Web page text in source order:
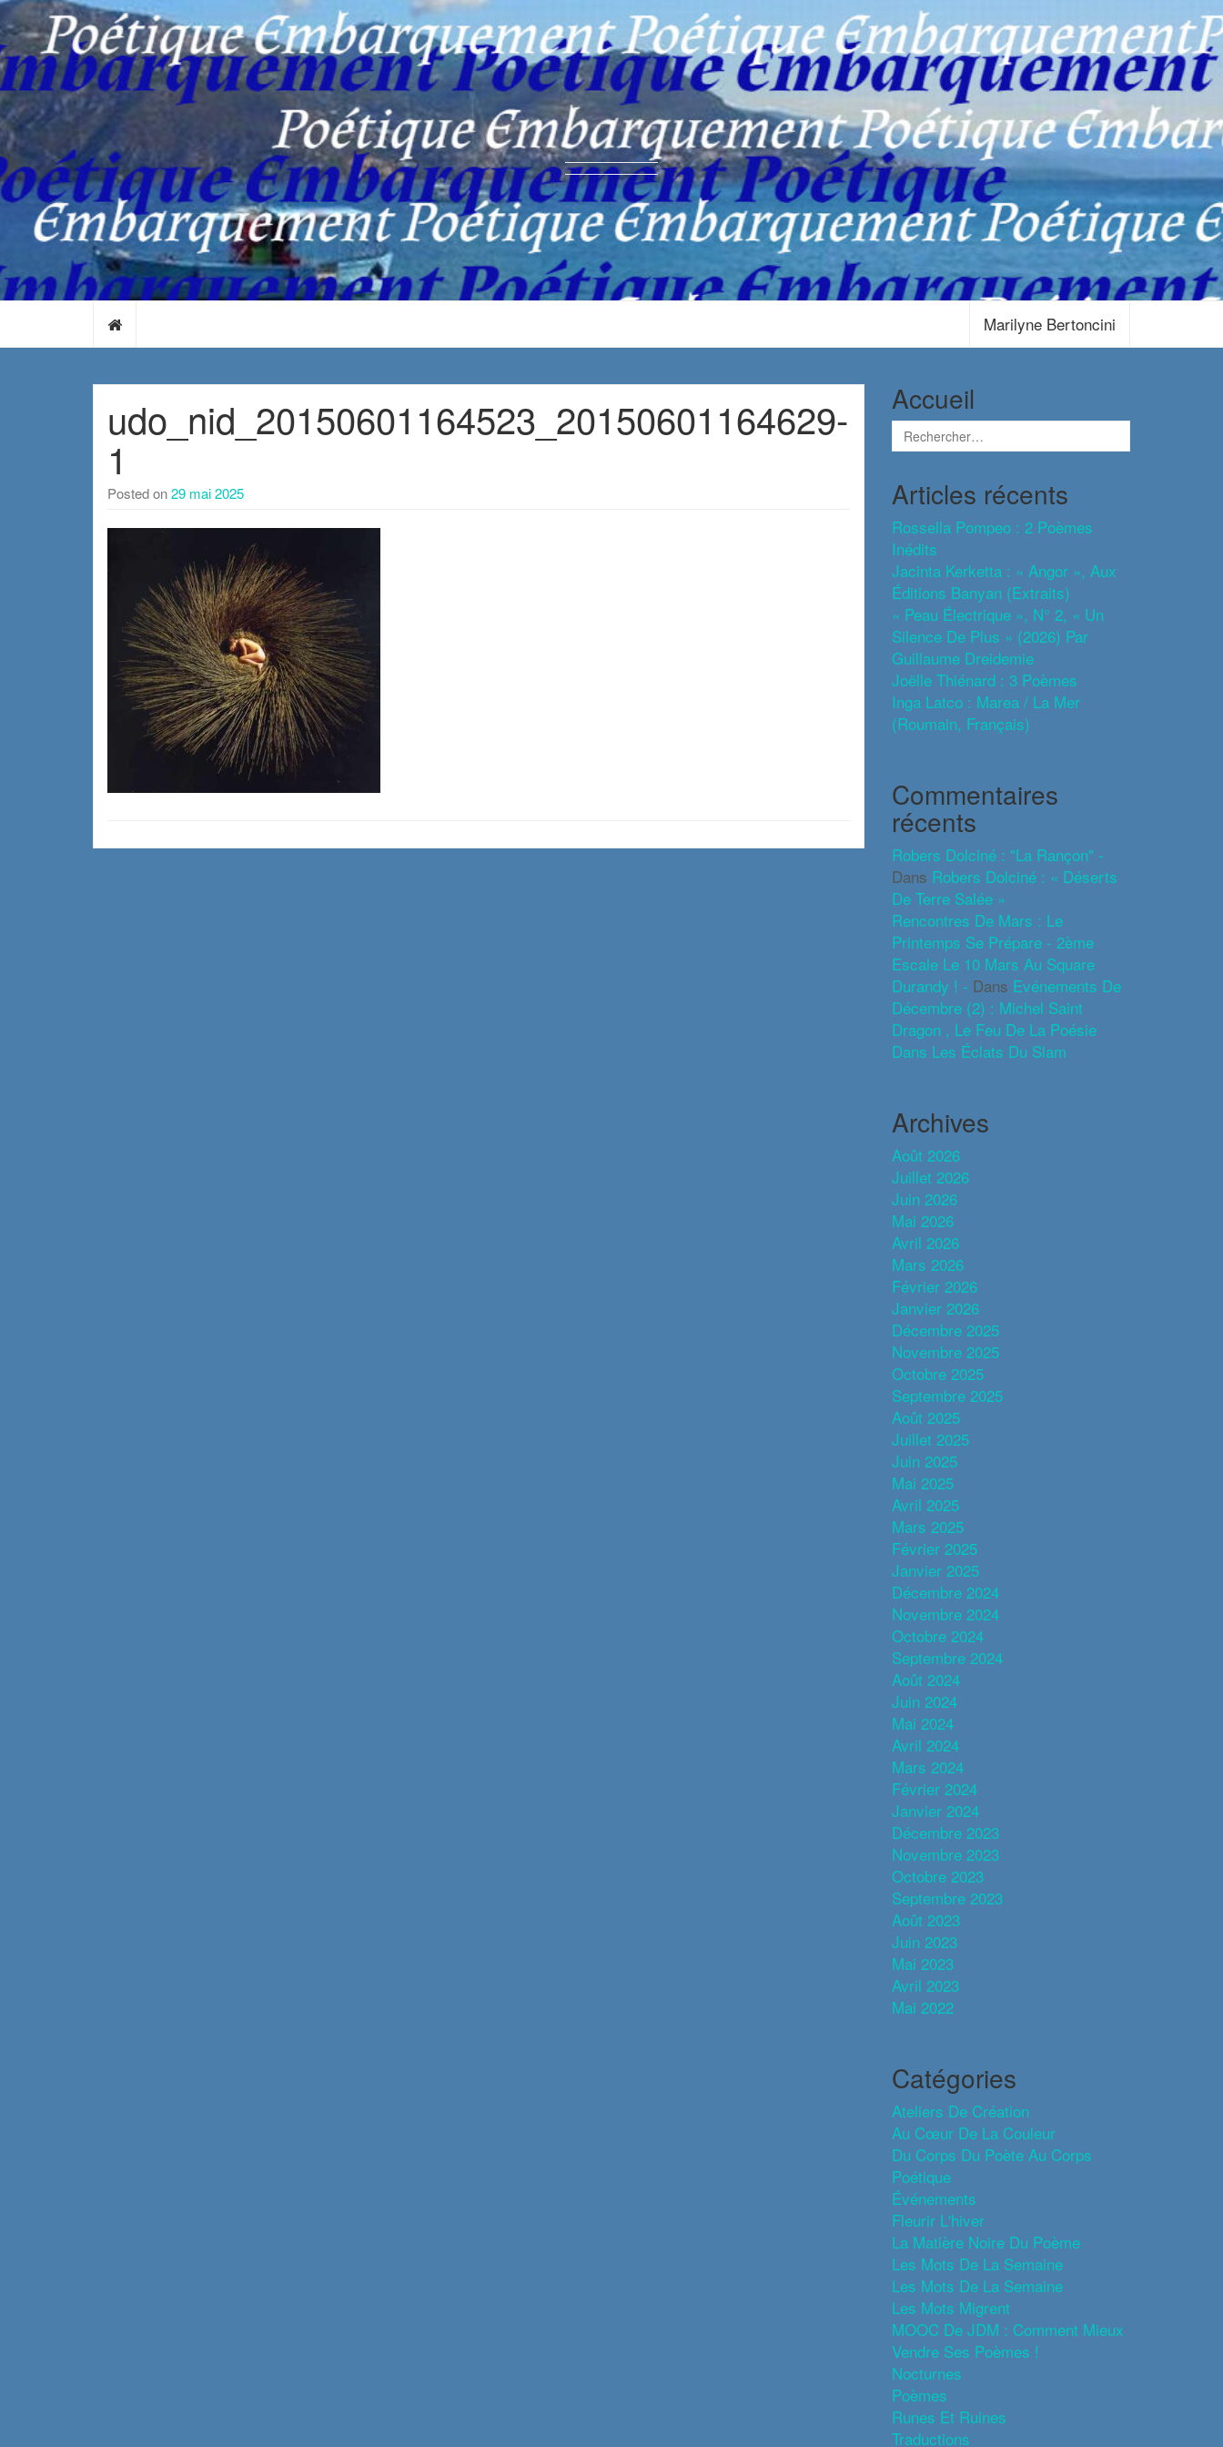
Marilyne Bertoncini
udo_nid_20150601164523_20150601164629-
1
Posted on29 mai 2025
Accueil
Articles récents
Rossella Pompeo : 2 Poèmes
Inédits
Jacinta Kerketta : « Angor », Aux
Éditions Banyan (extraits)
« Peau Électrique », N° 2, « Un
Silence De Plus » (2026) Par
Guillaume Dreidemie
Joëlle Thiénard : 3 Poèmes
Inga Latco : Marea / La Mer
(roumain, Français)
Commentaires
récents
Robers Dolciné : "La Rançon" -
Dans Robers Dolciné : « Déserts
De Terre Salée »
Rencontres De Mars : Le
Printemps Se Prépare - 2ème
Escale Le 10 Mars Au Square
Durandy ! - Dans Evénements De
Décembre (2) : Michel Saint
Dragon , Le Feu De La Poésie
Dans Les Éclats Du Slam
Archives
Août 2026
Juillet 2026
Juin 2026
Mai 2026
Avril 2026
Mars 2026
Février 2026
Janvier 2026
Décembre 2025
Novembre 2025
Octobre 2025
Septembre 2025
Août 2025
Juillet 2025
Juin 2025
Mai 2025
Avril 2025
Mars 2025
Février 2025
Janvier 2025
Décembre 2024
Novembre 2024
Octobre 2024
Septembre 2024
Août 2024
Juin 2024
Mai 2024
Avril 2024
Mars 2024
Février 2024
Janvier 2024
Décembre 2023
Novembre 2023
Octobre 2023
Septembre 2023
Août 2023
Juin 2023
Mai 2023
Avril 2023
Mai 2022
Catégories
Ateliers De Création
Au Cœur De La Couleur
Du Corps Du Poète Au Corps
Poétique
Événements
Fleurir L'hiver
La Matière Noire Du Poème
Les Mots De La Semaine
Les Mots De La Semaine
Les Mots Migrent
MOOC De JDM : Comment Mieux
Vendre Ses Poèmes !
Nocturnes
Poèmes
Runes Et Ruines
Traductions